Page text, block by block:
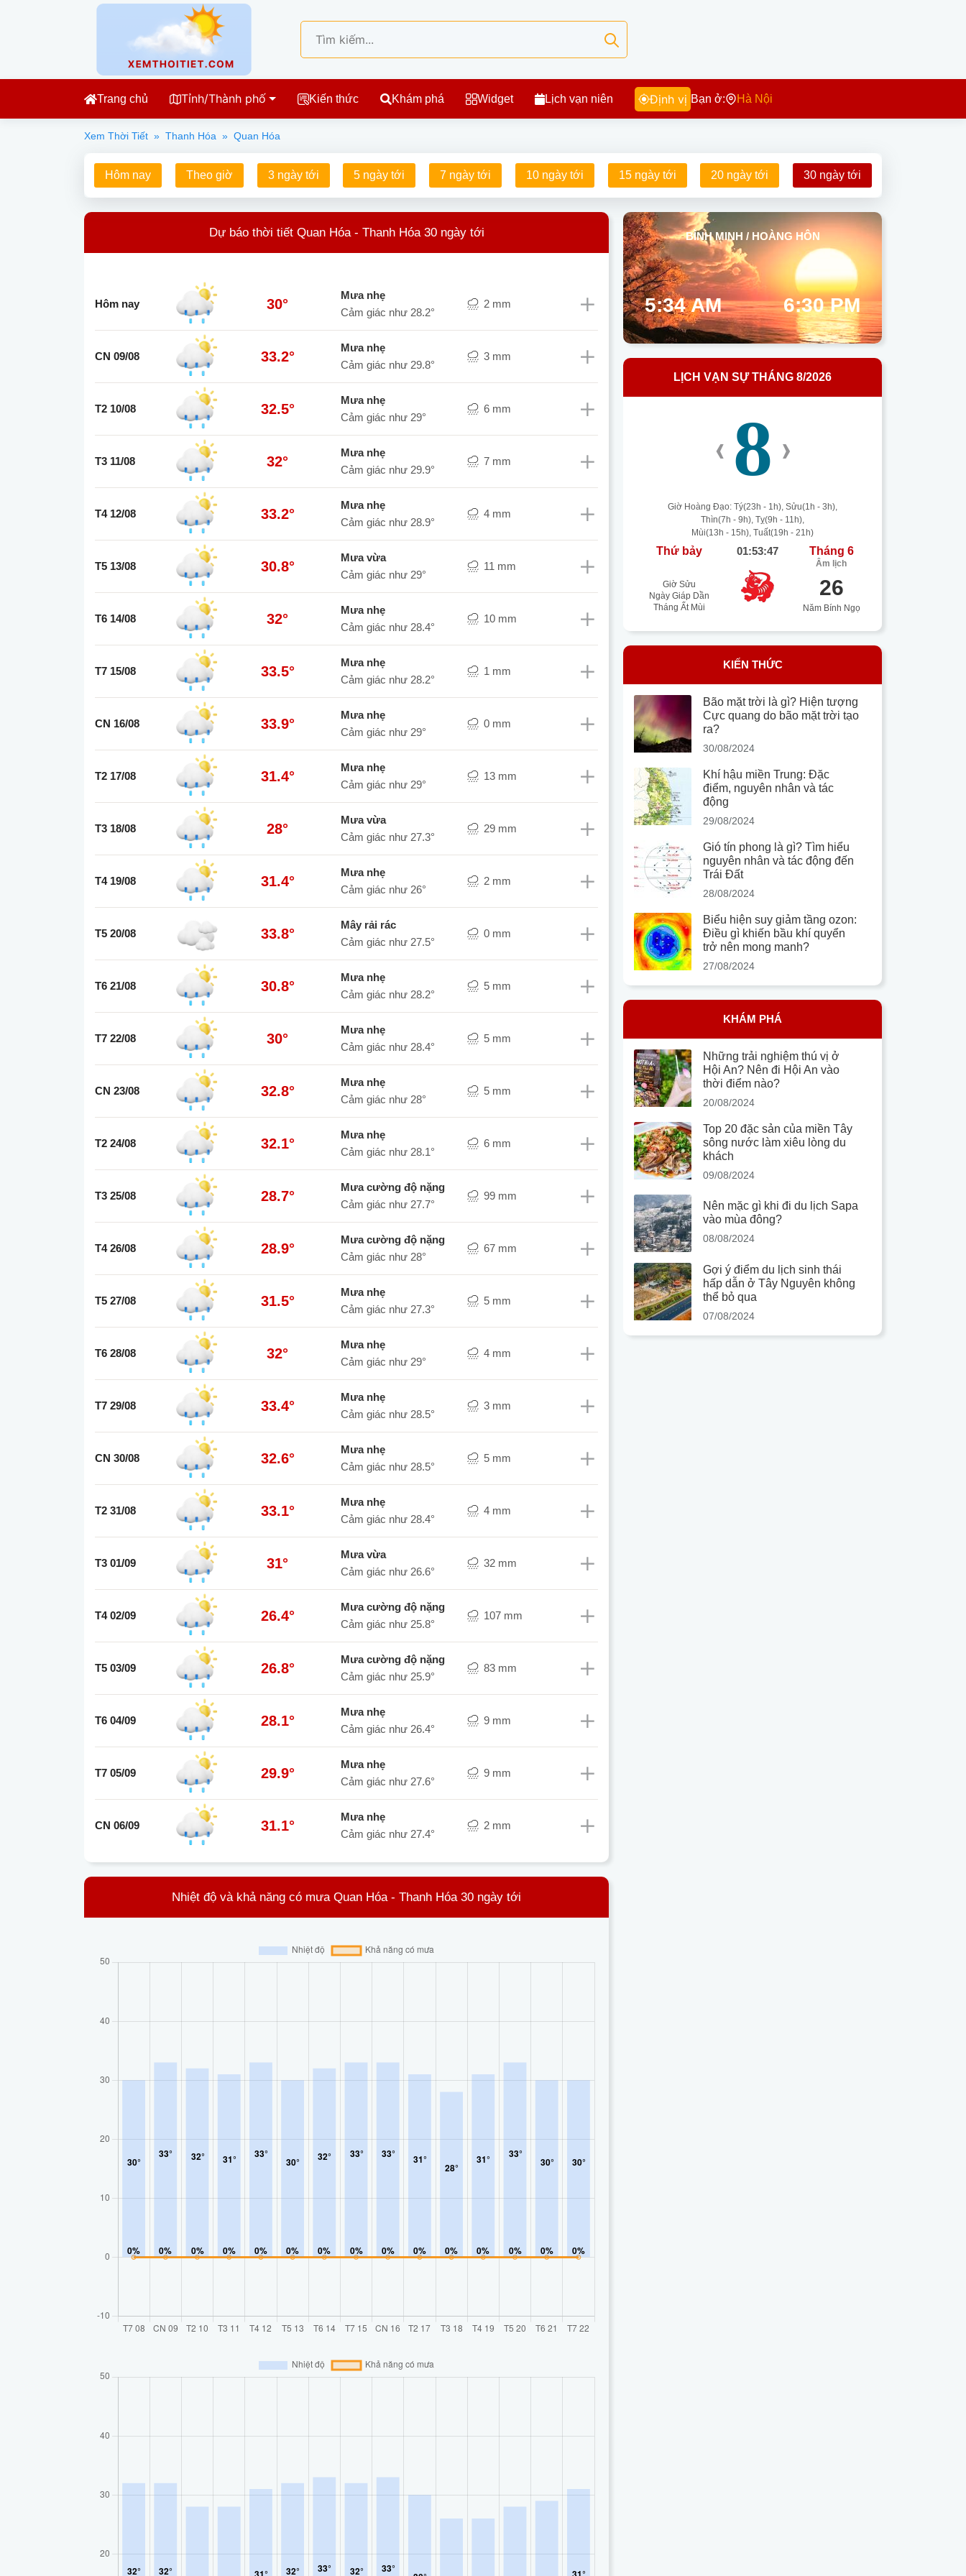
Trang chủ Tỉnh/Thành phố Kiến thức Khám phá Widget Lịch vạn niên Định vị Bạn ở: Hà Nội
Xem Thời Tiết » Thanh Hóa » Quan Hóa
Hôm nay Theo giờ 3 ngày tới 5 ngày tới 7 ngày tới 10 ngày tới 15 ngày tới 20 ngày tới 30 ngày tới
Dự báo thời tiết Quan Hóa - Thanh Hóa 30 ngày tới
Hôm nay 30°
mưa nhẹ
Cảm giác như 28.2°
2 mm
CN 09/08 33.2°
mưa nhẹ
Cảm giác như 29.8°
3 mm
T2 10/08 32.5°
mưa nhẹ
Cảm giác như 29°
6 mm
T3 11/08 32°
mưa nhẹ
Cảm giác như 29.9°
7 mm
T4 12/08 33.2°
mưa nhẹ
Cảm giác như 28.9°
4 mm
T5 13/08 30.8°
mưa vừa
Cảm giác như 29°
11 mm
T6 14/08 32°
mưa nhẹ
Cảm giác như 28.4°
10 mm
T7 15/08 33.5°
mưa nhẹ
Cảm giác như 28.2°
1 mm
CN 16/08 33.9°
mưa nhẹ
Cảm giác như 29°
0 mm
T2 17/08 31.4°
mưa nhẹ
Cảm giác như 29°
13 mm
T3 18/08 28°
mưa vừa
Cảm giác như 27.3°
29 mm
T4 19/08 31.4°
mưa nhẹ
Cảm giác như 26°
2 mm
T5 20/08 33.8°
mây rải rác
Cảm giác như 27.5°
0 mm
T6 21/08 30.8°
mưa nhẹ
Cảm giác như 28.2°
5 mm
T7 22/08 30°
mưa nhẹ
Cảm giác như 28.4°
5 mm
CN 23/08 32.8°
mưa nhẹ
Cảm giác như 28°
5 mm
T2 24/08 32.1°
mưa nhẹ
Cảm giác như 28.1°
6 mm
T3 25/08 28.7°
mưa cường độ nặng
Cảm giác như 27.7°
99 mm
T4 26/08 28.9°
mưa cường độ nặng
Cảm giác như 28°
67 mm
T5 27/08 31.5°
mưa nhẹ
Cảm giác như 27.3°
5 mm
T6 28/08 32°
mưa nhẹ
Cảm giác như 29°
4 mm
T7 29/08 33.4°
mưa nhẹ
Cảm giác như 28.5°
3 mm
CN 30/08 32.6°
mưa nhẹ
Cảm giác như 28.5°
5 mm
T2 31/08 33.1°
mưa nhẹ
Cảm giác như 28.4°
4 mm
T3 01/09 31°
mưa vừa
Cảm giác như 26.6°
32 mm
T4 02/09 26.4°
mưa cường độ nặng
Cảm giác như 25.8°
107 mm
T5 03/09 26.8°
mưa cường độ nặng
Cảm giác như 25.9°
83 mm
T6 04/09 28.1°
mưa nhẹ
Cảm giác như 26.4°
9 mm
T7 05/09 29.9°
mưa nhẹ
Cảm giác như 27.6°
9 mm
CN 06/09 31.1°
mưa nhẹ
Cảm giác như 27.4°
2 mm
Nhiệt độ và khả năng có mưa Quan Hóa - Thanh Hóa 30 ngày tới
BÌNH MINH / HOÀNG HÔN
5:34 AM 6:30 PM
LỊCH VẠN SỰ THÁNG 8/2026
‹ 8 ›
Giờ Hoàng Đạo: Tý(23h - 1h), Sửu(1h - 3h),
Thìn(7h - 9h), Tỵ(9h - 11h),
Mùi(13h - 15h), Tuất(19h - 21h)
Thứ bảy 01:53:48 Tháng 6
Âm lịch
Giờ Sửu
Ngày Giáp Dần
Tháng Ất Mùi
26
Năm Bính Ngọ
KIẾN THỨC
Bão mặt trời là gì? Hiện tượng
Cực quang do bão mặt trời tạo
ra?
30/08/2024
Khí hậu miền Trung: Đặc
điểm, nguyên nhân và tác
động
29/08/2024
Gió tín phong là gì? Tìm hiểu
nguyên nhân và tác động đến
Trái Đất
28/08/2024
Biểu hiện suy giảm tầng ozon:
Điều gì khiến bầu khí quyển
trở nên mong manh?
27/08/2024
KHÁM PHÁ
Những trải nghiệm thú vị ở
Hội An? Nên đi Hội An vào
thời điểm nào?
20/08/2024
Top 20 đặc sản của miền Tây
sông nước làm xiêu lòng du
khách
09/08/2024
Nên mặc gì khi đi du lịch Sapa
vào mùa đông?
08/08/2024
Gợi ý điểm du lịch sinh thái
hấp dẫn ở Tây Nguyên không
thể bỏ qua
07/08/2024